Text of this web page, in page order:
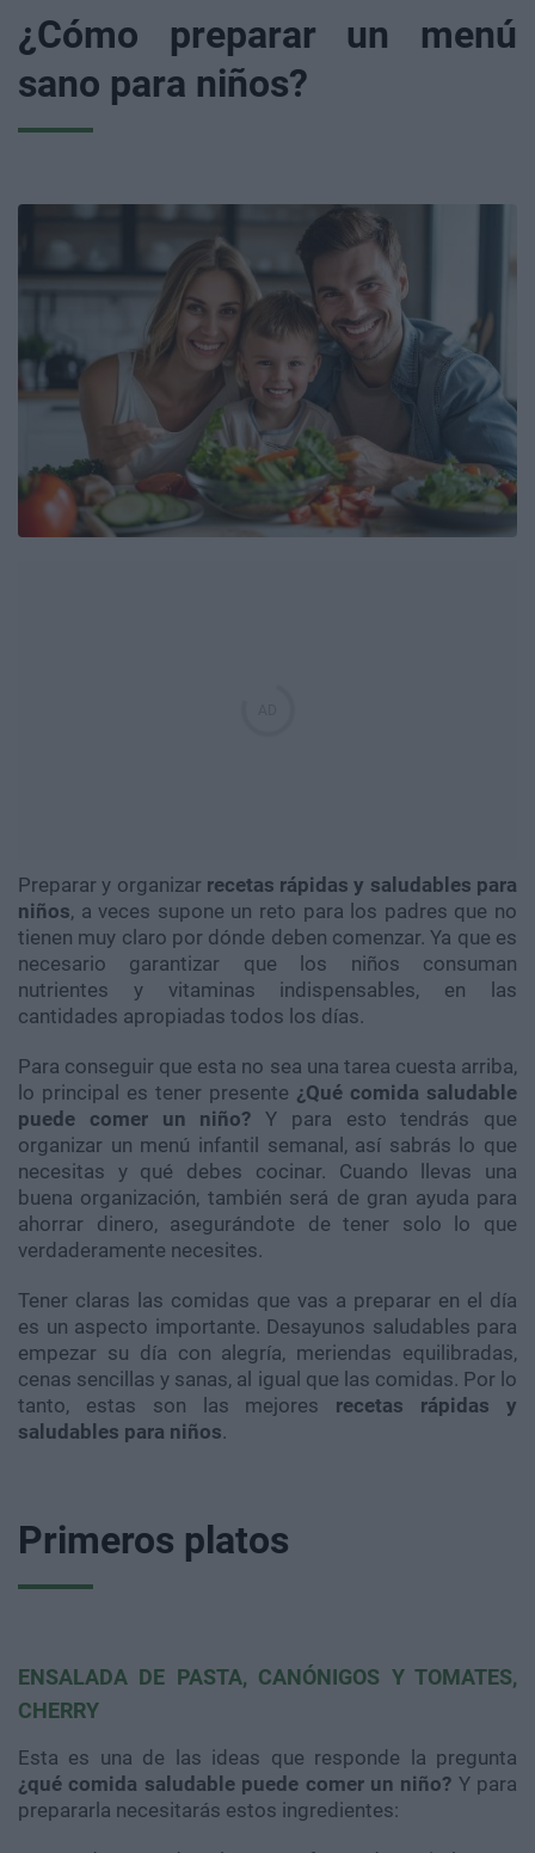
¿Cómo preparar un menú
sano para niños?
Preparar y organizar recetas rápidas y saludables para
niños, a veces supone un reto para los padres que no
tienen muy claro por dónde deben comenzar. Ya que es
necesario garantizar que los niños consuman
nutrientes y vitaminas indispensables, en las
cantidades apropiadas todos los días.
Para conseguir que esta no sea una tarea cuesta arriba,
lo principal es tener presente ¿Qué comida saludable
puede comer un niño? Y para esto tendrás que
organizar un menú infantil semanal, así sabrás lo que
necesitas y qué debes cocinar. Cuando llevas una
buena organización, también será de gran ayuda para
ahorrar dinero, asegurándote de tener solo lo que
verdaderamente necesites.
Tener claras las comidas que vas a preparar en el día
es un aspecto importante. Desayunos saludables para
empezar su día con alegría, meriendas equilibradas,
cenas sencillas y sanas, al igual que las comidas. Por lo
tanto, estas son las mejores recetas rápidas y
saludables para niños.
Primeros platos
ENSALADA DE PASTA, CANÓNIGOS Y TOMATES,
CHERRY
Esta es una de las ideas que responde la pregunta
¿qué comida saludable puede comer un niño? Y para
prepararla necesitarás estos ingredientes: